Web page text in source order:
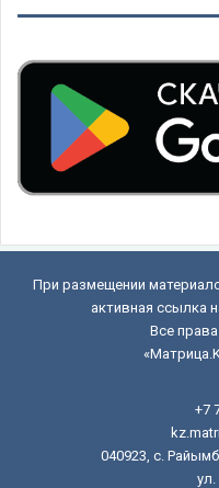
При размещении
активная ссылка
Все
+7
040923, с.